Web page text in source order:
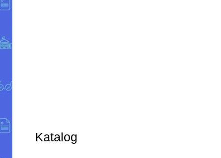
Katalog